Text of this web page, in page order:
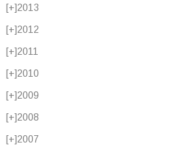
[+]2013
[+]2012
[+]2011
[+]2010
[+]2009
[+]2008
[+]2007